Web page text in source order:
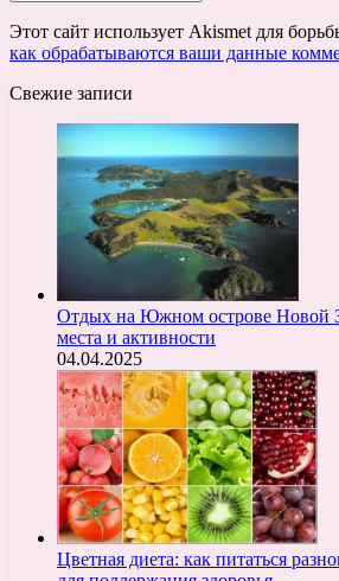
Этот сайт использует Akismet для
как обрабатываются ваши данные
Свежие записи
Отдых на Южном острове Новой
места и активности
04.04.2025
Цветная диета: как питаться